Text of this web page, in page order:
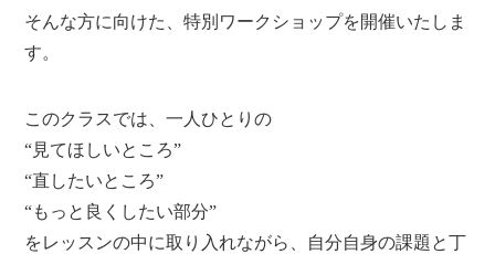
そんな方に向けた、特別ワークショップを開催いたしま
す。
このクラスでは、一人ひとりの
“見てほしいところ”
“直したいところ”
“もっと良くしたい部分”
をレッスンの中に取り入れながら、自分自身の課題と丁